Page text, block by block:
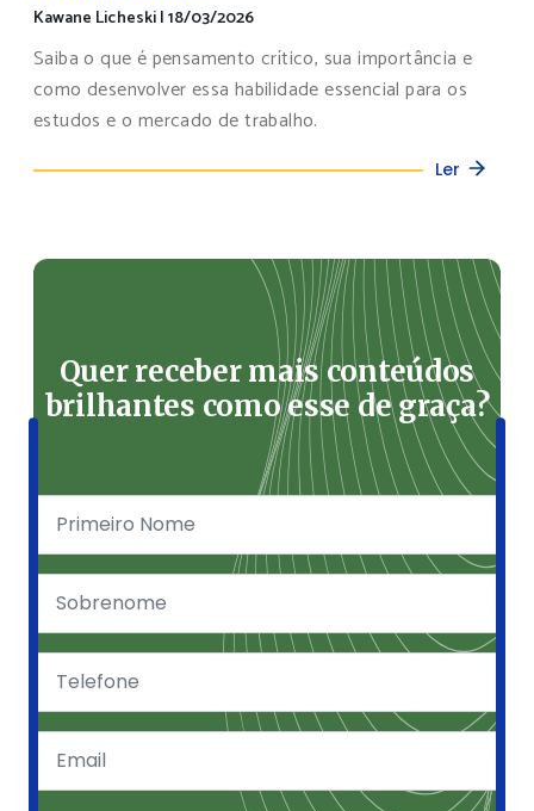
Kawane Licheski|18/03/2026
Saiba o que é pensamento crítico, sua importância e
como desenvolver essa habilidade essencial para os
estudos e o mercado de trabalho.
Ler
Quer receber mais conteúdos
brilhantes como esse de graça?